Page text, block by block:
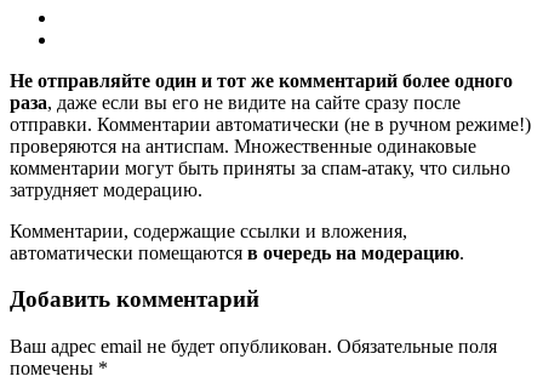
Не отправляйте один и тот же комментарий более одного
раза, даже если вы его не видите на сайте сразу после
отправки. Комментарии автоматически (не в ручном режиме!)
проверяются на антиспам. Множественные одинаковые
комментарии могут быть приняты за спам-атаку, что сильно
затрудняет модерацию.
Комментарии, содержащие ссылки и вложения,
автоматически помещаются в очередь на модерацию.
Добавить комментарий
Ваш адрес email не будет опубликован. Обязательные поля
помечены *